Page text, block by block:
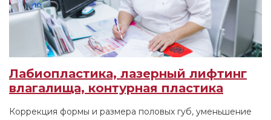
Лабиопластика, лазерный лифтинг
влагалища, контурная пластика
Коррекция формы и размера половых губ, уменьшение